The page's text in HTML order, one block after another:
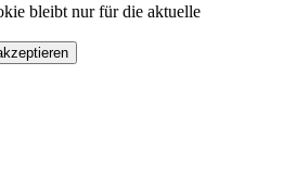
bleibt nur für die aktuelle